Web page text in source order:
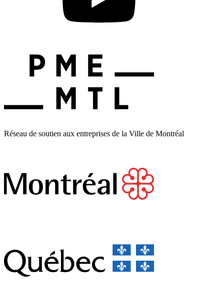
Réseau de soutien aux entreprises de la Ville de Montréal